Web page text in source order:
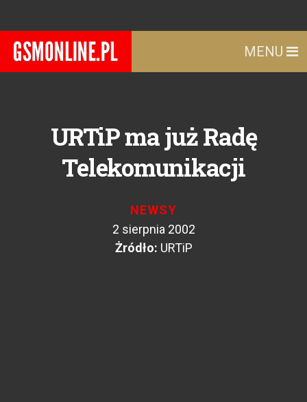
MENU
URTiP ma już Radę
Telekomunikacji
NEWSY
2 sierpnia 2002
Żródło: URTiP